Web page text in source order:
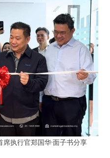
执行官郑国华·面子书分享